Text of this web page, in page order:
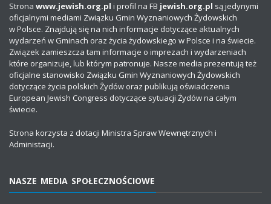
Strona www.jewish.org.pl i profil na FB jewish.org.pl są jedynymi
oficjalnymi mediami Związku Gmin Wyznaniowych Żydowskich
w Polsce. Znajdują się na nich informacje dotyczące aktualnych
wydarzeń w Gminach oraz życia żydowskiego w Polsce i na świecie.
Związek zamieszcza tam informacje o imprezach i wydarzeniach
które organizuje, lub którym patronuje. Nasze media prezentują też
oficjalne stanowisko Związku Gmin Wyznaniowych Żydowskich
dotyczące życia polskich Żydów oraz publikują oświadczenia
European Jewish Congress dotyczące sytuacji Żydów na całym
świecie.
Strona korzysta z dotacji Ministra Spraw Wewnętrznych i
Administacji.
NASZE MEDIA SPOŁECZNOŚCIOWE